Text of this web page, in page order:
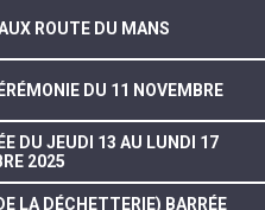
ROUTE DU MANS
DU 11 NOVEMBRE
DU JEUDI 13 AU LUNDI 17
2025
LA DÉCHETTERIE) BARRÉE